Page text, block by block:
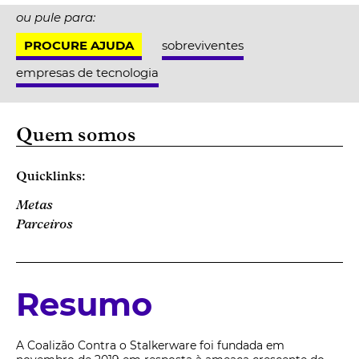
ou pule para:
PROCURE AJUDA
sobreviventes
empresas de tecnologia
Quem somos
Quicklinks:
Metas
Parceiros
Resumo
A Coalizão Contra o Stalkerware foi fundada em